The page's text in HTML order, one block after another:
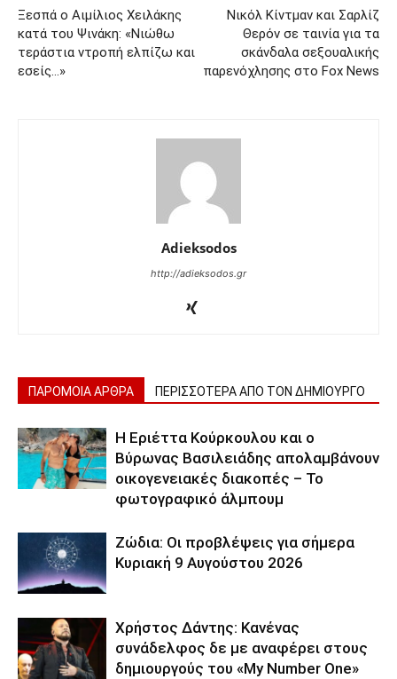
Ξεσπά ο Αιμίλιος Χειλάκης
κατά του Ψινάκη: «Νιώθω
τεράστια ντροπή ελπίζω και
εσείς…»
Νικόλ Κίντμαν και Σαρλίζ
Θερόν σε ταινία για τα
σκάνδαλα σεξουαλικής
παρενόχλησης στο Fox News
Adieksodos
http://adieksodos.gr
ΠΑΡΟΜΟΙΑ ΑΡΘΡΑ ΠΕΡΙΣΣΟΤΕΡΑ ΑΠΟ ΤΟΝ ΔΗΜΙΟΥΡΓΟ
Η Εριέττα Κούρκουλου και ο
Βύρωνας Βασιλειάδης απολαμβάνουν
οικογενειακές διακοπές – Το
φωτογραφικό άλμπουμ
Ζώδια: Οι προβλέψεις για σήμερα
Κυριακή 9 Αυγούστου 2026
Χρήστος Δάντης: Κανένας
συνάδελφος δε με αναφέρει στους
δημιουργούς του «My Number One»